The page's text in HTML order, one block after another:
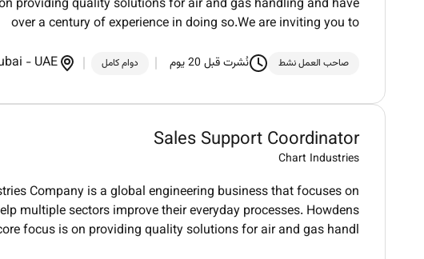
providing quality solutions for air and gas handling and have
over a century of experience in doing so.We are inviting you to
صاحب العمل نشط نُشرت قبل 20 يوم دوام كامل - UAE
Sales Support Coordinator
Chart Industries
Company is a global engineering business that focuses on
multiple sectors improve their everyday processes. Howdens
focus is on providing quality solutions for air and gas handl